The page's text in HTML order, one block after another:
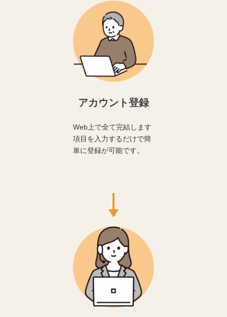
アカウント登録
Web上で全て完結します
項目を入力するだけで簡
単に登録が可能です。